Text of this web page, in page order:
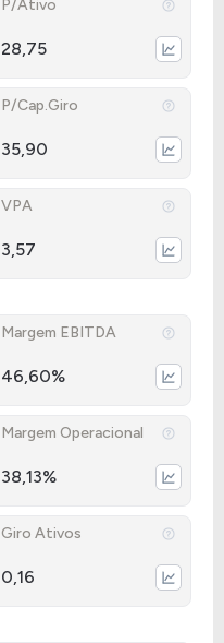
P/Ativo
28,75
P/Cap.Giro
35,90
VPA
3,57
Margem EBITDA
46,60%
Margem Operacional
38,13%
Giro Ativos
0,16